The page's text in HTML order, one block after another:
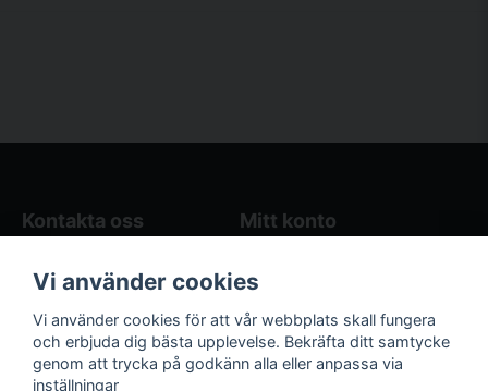
Kontakta oss
Butikens öppettider
Kontakta oss
Mitt konto
Registrera dig
Följ oss på sociala
Våra räkneverktyg
Vi använder cookies
Vi använder cookies för att vår webbplats skall fungera
och erbjuda dig bästa upplevelse. Bekräfta ditt samtycke
genom att trycka på godkänn alla eller anpassa via
inställningar